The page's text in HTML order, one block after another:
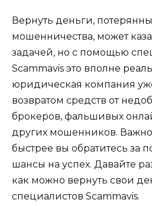
Вернуть деньги,
мошенничества, может
задачей, но с помощью
Scammavis это вполне
юридическая компания
возвратом средств от
брокеров, фальшивых
других мошенников.
быстрее вы обратитесь за
шансы на успех. Давайте
как можно вернуть свои
специалистов Scammavis.